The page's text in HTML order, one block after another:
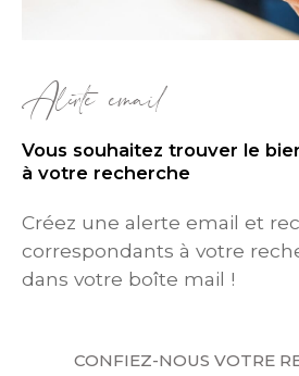
Alerte email
Vous souhaitez trouver le
à votre recherche
Créez une alerte email et
correspondants à votre
dans votre boîte mail !
CONFIEZ-NOUS VOTRE